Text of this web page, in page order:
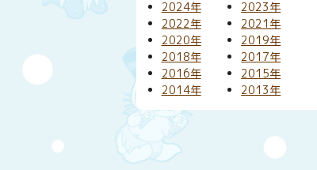
2024年
2023年
2022年
2021年
2020年
2019年
2018年
2017年
2016年
2015年
2014年
2013年